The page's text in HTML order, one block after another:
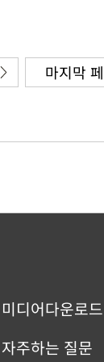
마지막
미디어다운로드
자주하는 질문